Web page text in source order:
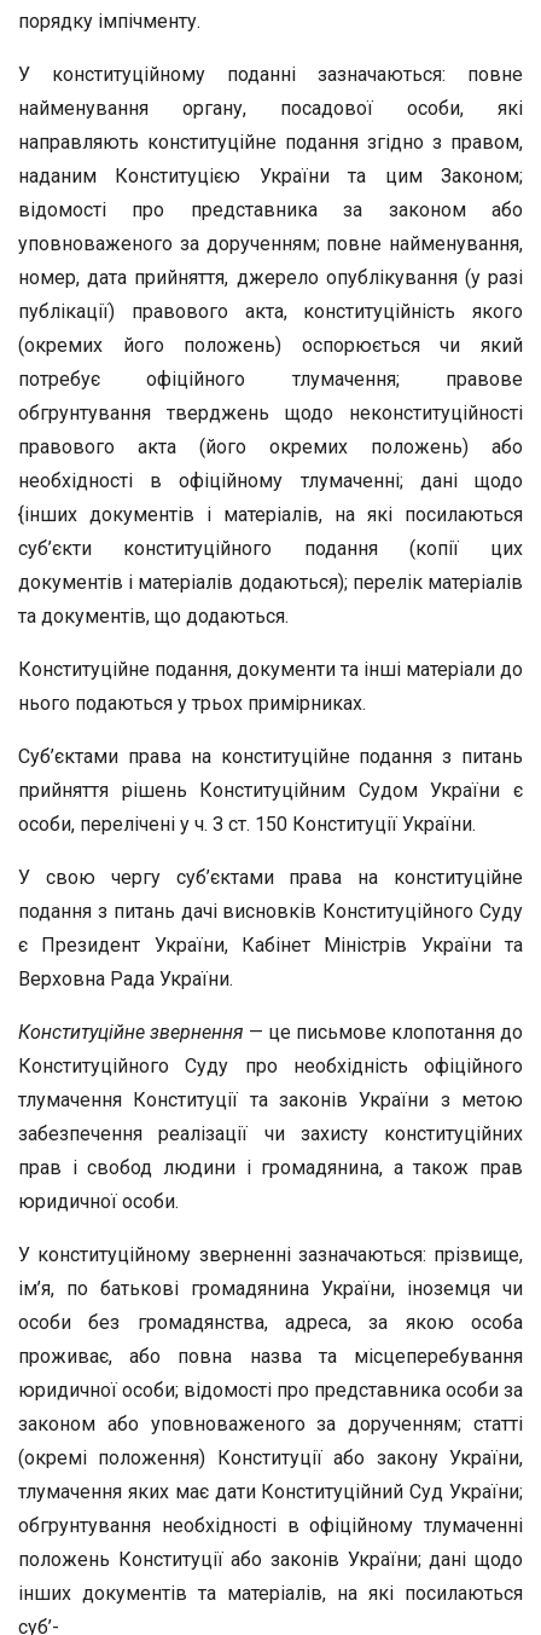
порядку імпічменту.
У конституційному поданні зазначаються: повне
найменування органу, посадової особи, які
направляють конституційне подання згідно з правом,
наданим Конституцією України та цим Законом;
відомості про представника за законом або
уповноваженого за дорученням; повне найменування,
номер, дата прийняття, джерело опублікування (у разі
публікації) правового акта, конституційність якого
(окремих його положень) оспорюється чи який
потребує офіційного тлумачення; правове
обгрунтування тверджень щодо неконституційності
правового акта (його окремих положень) або
необхідності в офіційному тлумаченні; дані щодо
{інших документів і матеріалів, на які посилаються
суб’єкти конституційного подання (копії цих
документів і матеріалів додаються); перелік матеріалів
та документів, що додаються.
Конституційне подання, документи та інші матеріали до
нього подаються у трьох примірниках.
Суб’єктами права на конституційне подання з питань
прийняття рішень Конституційним Судом України є
особи, перелічені у ч. З ст. 150 Конституції України.
У свою чергу суб’єктами права на конституційне
подання з питань дачі висновків Конституційного Суду
є Президент України, Кабінет Міністрів України та
Верховна Рада України.
Конституційне звернення — це письмове клопотання до
Конституційного Суду про необхідність офіційного
тлумачення Конституції та законів України з метою
забезпечення реалізації чи захисту конституційних
прав і свобод людини і громадянина, а також прав
юридичної особи.
У конституційному зверненні зазначаються: прізвище,
ім’я, по батькові громадянина України, іноземця чи
особи без громадянства, адреса, за якою особа
проживає, або повна назва та місцеперебування
юридичної особи; відомості про представника особи за
законом або уповноваженого за дорученням; статті
(окремі положення) Конституції або закону України,
тлумачення яких має дати Конституційний Суд України;
обгрунтування необхідності в офіційному тлумаченні
положень Конституції або законів України; дані щодо
інших документів та матеріалів, на які посилаються
суб’-